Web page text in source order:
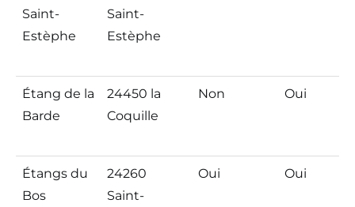
Saint-
Estèphe
Saint-
Estèphe
Étang de la
Barde
24450 la
Coquille
Non Oui
Étangs du
Bos
24260
Saint-
Oui Oui